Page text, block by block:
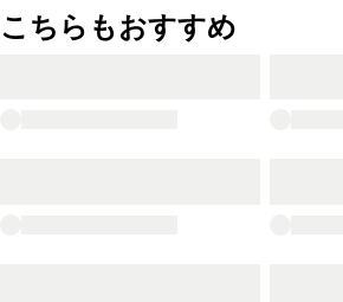
こちらもおすすめ